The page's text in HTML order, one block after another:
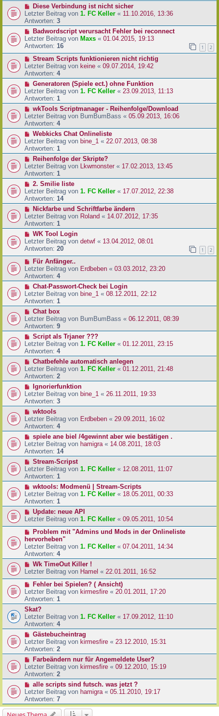
Diese Verbindung ist nicht sicher
Letzter Beitrag von 1. FC Keller « 11.10.2016, 13:36
Antworten: 3
Badwordscript verursacht Fehler bei reconnect
Letzter Beitrag von Maxs « 01.04.2015, 19:13
Antworten: 16 1 2
Stream Scripts funktionieren nicht richtig
Letzter Beitrag von keine « 09.07.2014, 19:42
Antworten: 4
Generatoren (Spiele ect.) ohne Funktion
Letzter Beitrag von 1. FC Keller « 23.09.2013, 11:13
Antworten: 1
wkTools Scriptmanager - Reihenfolge/Download
Letzter Beitrag von BumBumBass « 05.09.2013, 16:06
Antworten: 4
Webkicks Chat Onlineliste
Letzter Beitrag von bine_1 « 22.07.2013, 08:38
Antworten: 1
Reihenfolge der Skripte?
Letzter Beitrag von
Lkwmonster « 17.02.2013, 13:45
Antworten: 1
2. Smilie liste
Letzter Beitrag von 1. FC Keller « 17.07.2012, 22:38
Antworten: 14
Nickfarbe und Schriftfarbe ändern
Letzter Beitrag von Roland « 14.07.2012, 17:35
Antworten: 1
WK Tool Login
Letzter Beitrag von detwf « 13.04.2012, 08:01
Antworten: 20 1 2
Für Anfänger..
Letzter Beitrag von Erdbeben « 03.03.2012, 23:20
Antworten: 4
Chat-Passwort-Check bei Login
Letzter Beitrag von bine_1 « 08.12.2011, 22:12
Antworten: 1
Chat box
Letzter Beitrag von BumBumBass « 06.12.2011, 08:39
Antworten: 9
Script als Trjaner ???
Letzter Beitrag von 1. FC Keller « 01.12.2011, 23:15
Antworten: 4
Chatbefehle automatisch anlegen
Letzter Beitrag von 1. FC Keller « 01.12.2011, 21:48
Antworten: 2
Ignorierfunktion
Letzter Beitrag von bine_1 « 26.11.2011, 19:33
Antworten: 3
wktools
Letzter Beitrag von Erdbeben « 29.09.2011, 16:02
Antworten: 4
spiele ane biel /4gewinnt aber wie bestätigen .
Letzter Beitrag von hamigra « 14.08.2011, 18:03
Antworten: 14
Stream-Scripst
Letzter Beitrag von 1. FC Keller « 12.08.2011, 11:07
Antworten: 1
wktools: Modmenü | Stream-Scripts
Letzter Beitrag von 1. FC Keller « 18.05.2011, 00:33
Antworten: 1
Update: neue API
Letzter Beitrag von 1. FC Keller « 09.05.2011, 10:54
Problem mit "Admins und Mods in der Onlineliste
hervorheben"
Letzter Beitrag von 1. FC Keller « 07.04.2011, 14:34
Antworten: 4
Wk TimeOut Killer !
Letzter Beitrag von Hamel « 22.01.2011, 16:52
Fehler bei Spielen? ( Ansicht)
Letzter Beitrag von kirmesfire « 20.01.2011, 17:20
Antworten: 1
Skat?
Letzter Beitrag von 1. FC Keller « 17.09.2012, 11:10
Antworten: 4
Gästebucheintrag
Letzter Beitrag von kirmesfire « 23.12.2010, 15:31
Antworten: 2
Farbeändern nur für Angemeldete User?
Letzter Beitrag von kirmesfire « 09.12.2010, 15:19
Antworten: 2
alle scripts sind futsch. was jetzt ?
Letzter Beitrag von hamigra « 05.11.2010, 19:17
Antworten: 7